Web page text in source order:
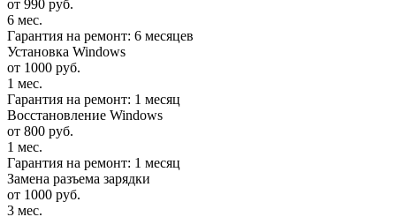
от 990 руб.
6 мес.
Гарантия на ремонт: 6 месяцев
Установка Windows
от 1000 руб.
1 мес.
Гарантия на ремонт: 1 месяц
Восстановление Windows
от 800 руб.
1 мес.
Гарантия на ремонт: 1 месяц
Замена разъема зарядки
от 1000 руб.
3 мес.